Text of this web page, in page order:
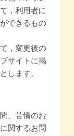
，利用者に
できるもの
，変更後の
サイトに掲
します。
、苦情のお
関するお問